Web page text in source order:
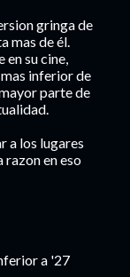
gringa de
mas de él.
en su cine,
inferior de
parte de
a los lugares
razon en eso
a '27